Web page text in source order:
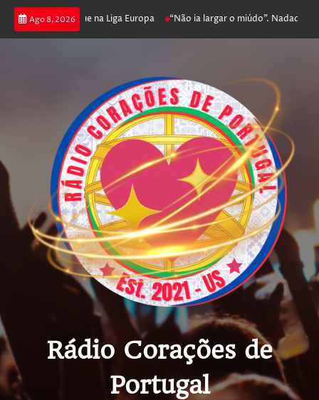
Ago 8, 2026
e prossegue na Liga Europa “Não ia largar o miúdo”. Nadador-
Rádio Corações de
Portugal